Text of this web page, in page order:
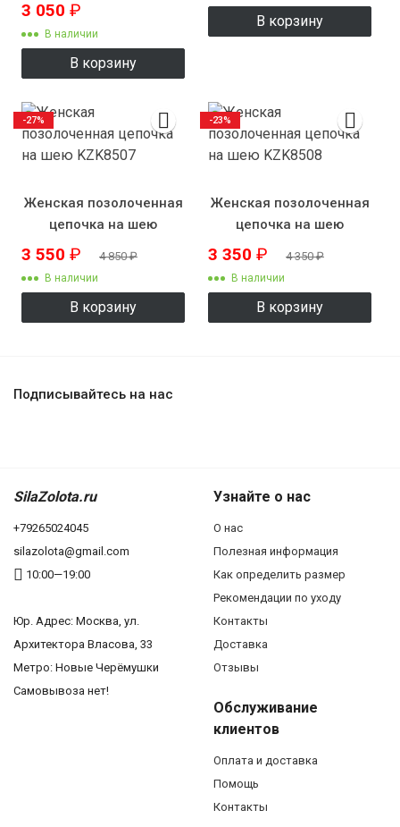
3 050 ₽
В наличии
В корзину
В корзину
Женская позолоченная
цепочка на шею
KZK8507
3 550 ₽ 4 850₽
В наличии
В корзину
-27%
Женская позолоченная
цепочка на шею
KZK8508
3 350 ₽ 4 350₽
В наличии
В корзину
-23%
Подписывайтесь на нас
SilaZolota.ru
+79265024045
silazolota@gmail.com
10:00—19:00
Юр. Адреc: Москва, ул.
Архитектора Власова, 33
Метро: Новые Черёмушки
Самовывоза нет!
Узнайте о нас
О нас
Полезная информация
Как определить размер
Рекомендации по уходу
Контакты
Доставка
Отзывы
Обслуживание
клиентов
Оплата и доставка
Помощь
Контакты